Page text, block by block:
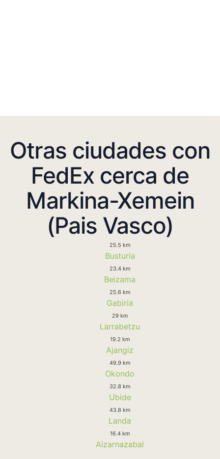
Otras ciudades con
FedEx cerca de
Markina-Xemein
(Pais Vasco)
25.5 km
Busturia
23.4 km
Beizama
25.6 km
Gabiria
29 km
Larrabetzu
19.2 km
Ajangiz
49.9 km
Okondo
32.8 km
Ubide
43.8 km
Landa
16.4 km
Aizarnazabal